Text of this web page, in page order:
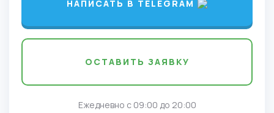
НАПИСАТЬ В TELEGRAM
ОСТАВИТЬ ЗАЯВКУ
Ежедневно c 09:00 до 20:00